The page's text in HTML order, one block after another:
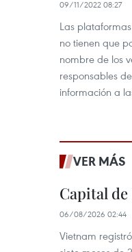
09/11/2022 08:27
Las
no tienen que
nombre de los
responsables
información a
VER MÁS
Capital
06/08/2026 02:44
Vietnam